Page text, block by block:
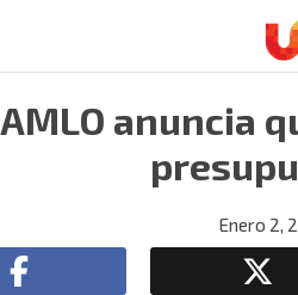
AMLO anuncia
Enero 2,